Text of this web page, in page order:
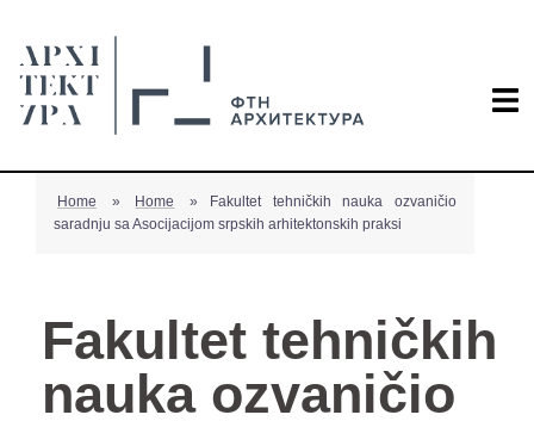
Home » Home » Fakultet tehničkih nauka ozvaničio
saradnju sa Asocijacijom srpskih arhitektonskih praksi
Fakultet tehničkih
nauka ozvaničio